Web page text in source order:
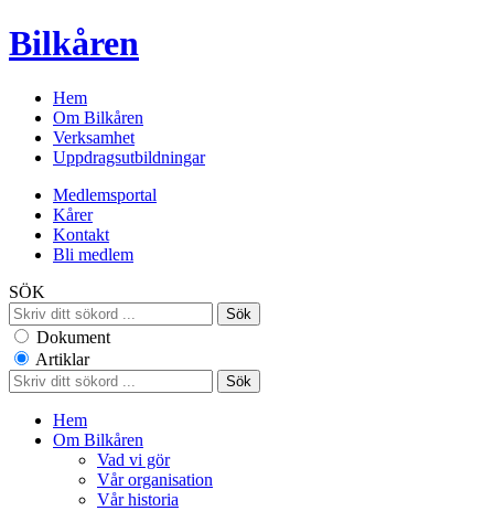
Bilkåren
Hem
Om Bilkåren
Verksamhet
Uppdragsutbildningar
Medlemsportal
Kårer
Kontakt
Bli medlem
SÖK
Dokument
Artiklar
Hem
Om Bilkåren
Vad vi gör
Vår organisation
Vår historia